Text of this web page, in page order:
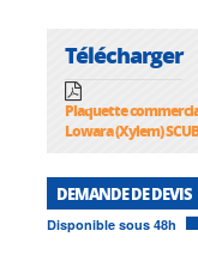
Télécharger
Plaquette
Lowara (Xylem)
DEMANDE DE DEVIS
Disponible sous 48h